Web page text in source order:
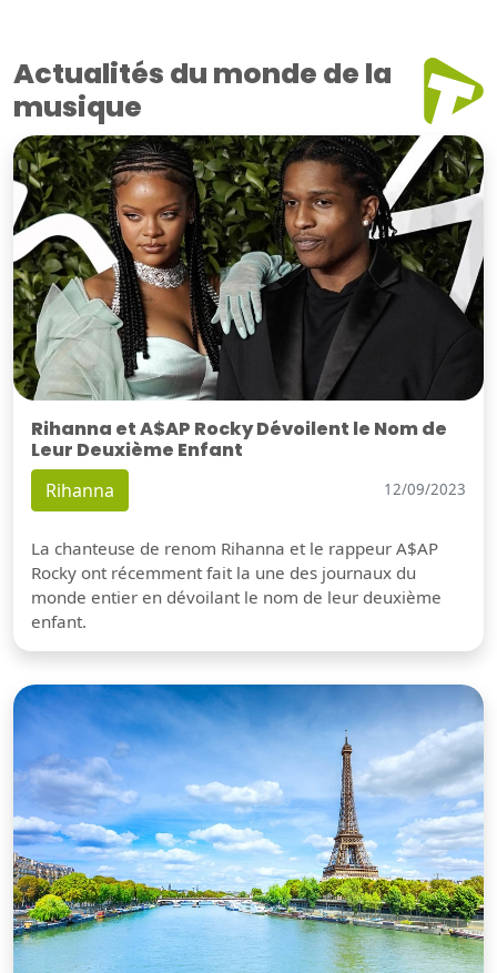
Actualités du monde de la
musique
Rihanna et A$AP Rocky Dévoilent le Nom de
Leur Deuxième Enfant
Rihanna 12/09/2023
La chanteuse de renom Rihanna et le rappeur A$AP
Rocky ont récemment fait la une des journaux du
monde entier en dévoilant le nom de leur deuxième
enfant.